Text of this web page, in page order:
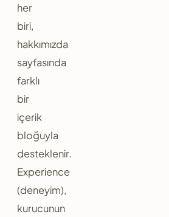
her
biri,
hakkımızda
sayfasında
farklı
bir
içerik
bloğuyla
desteklenir.
Experience
(deneyim),
kurucunun